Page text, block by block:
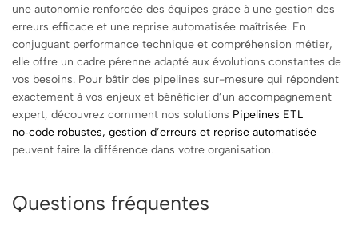
une autonomie renforcée des équipes grâce à une gestion des
erreurs efficace et une reprise automatisée maîtrisée. En
conjuguant performance technique et compréhension métier,
elle offre un cadre pérenne adapté aux évolutions constantes de
vos besoins. Pour bâtir des pipelines sur-mesure qui répondent
exactement à vos enjeux et bénéficier d’un accompagnement
expert, découvrez comment nos solutions Pipelines ETL
no‑code robustes, gestion d’erreurs et reprise automatisée
peuvent faire la différence dans votre organisation.
Questions fréquentes